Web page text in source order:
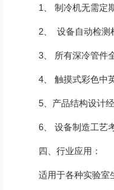
1、 制冷机无需定
2、 设备自动检测
3、 所有深冷管件
4、 触摸式彩色中
5、产品结构设计
6、 设备制造工艺
四、行业应用：
适用于各种实验室